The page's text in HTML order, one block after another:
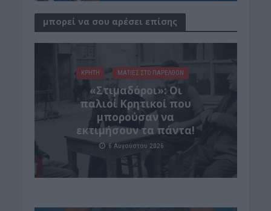
μπορεί να σου αρέσει επίσης
ΚΡΗΤΗ ΜΑΤΙΕΣ ΣΤΟ ΠΑΡΕΛΘΟΝ
«Στιμαδόροι»: Οι
παλιοί Κρητικοί που
μπορούσαν να
εκτιμήσουν τα πάντα!
6 Αυγούστου 2026